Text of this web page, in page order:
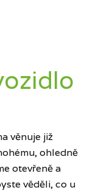
věnuje již
ohledně
otevřeně a
věděli, co u